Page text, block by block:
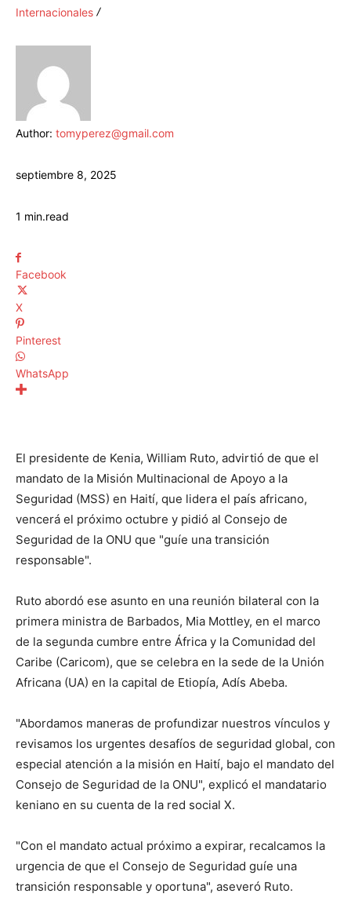
Internacionales
Author: tomyperez@gmail.com
septiembre 8, 2025
1 min.read
Facebook
X
Pinterest
WhatsApp
El presidente de Kenia, William Ruto, advirtió de que el
mandato de la Misión Multinacional de Apoyo a la
Seguridad (MSS) en Haití, que lidera el país africano,
vencerá el próximo octubre y pidió al Consejo de
Seguridad de la ONU que "guíe una transición
responsable".
Ruto abordó ese asunto en una reunión bilateral con la
primera ministra de Barbados, Mia Mottley, en el marco
de la segunda cumbre entre África y la Comunidad del
Caribe (Caricom), que se celebra en la sede de la Unión
Africana (UA) en la capital de Etiopía, Adís Abeba.
"Abordamos maneras de profundizar nuestros vínculos y
revisamos los urgentes desafíos de seguridad global, con
especial atención a la misión en Haití, bajo el mandato del
Consejo de Seguridad de la ONU", explicó el mandatario
keniano en su cuenta de la red social X.
"Con el mandato actual pró­ximo a expirar, recalcamos la
urgencia de que el Consejo de Seguridad guíe una
transición responsable y oportuna", aseve­ró Ruto.